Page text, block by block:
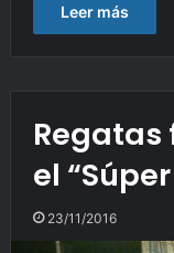
Leer más
Regatas
el
23/11/2016